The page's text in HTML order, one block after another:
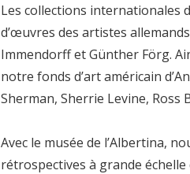
Les collections internationales
d’œuvres des artistes
Immendorff et Günther Förg.
notre fonds d’art américain
Sherman, Sherrie Levine, Ross
Avec le musée de l’Albertina,
rétrospectives à grande échelle